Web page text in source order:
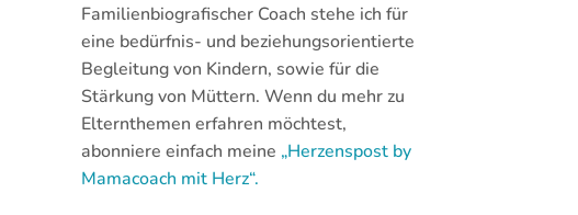
Familienbiografischer Coach stehe ich für
eine bedürfnis- und beziehungsorientierte
Begleitung von Kindern, sowie für die
Stärkung von Müttern. Wenn du mehr zu
Elternthemen erfahren möchtest,
abonniere einfach meine „Herzenspost by
Mamacoach mit Herz“.